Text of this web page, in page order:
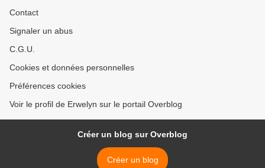
Contact
Signaler un abus
C.G.U.
Cookies et données personnelles
Préférences cookies
Voir le profil de Erwelyn sur le portail Overblog
Créer un blog sur Overblog
Créer un blog